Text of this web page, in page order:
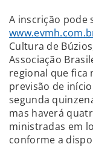
A inscrição pode
Cultura de
Associação
regional que fica
previsão de
segunda
mas haverá
ministradas em
conforme a